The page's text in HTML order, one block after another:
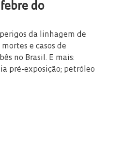
do
da linhagem de
e casos de
no Brasil. E mais:
pré-exposição; petróleo